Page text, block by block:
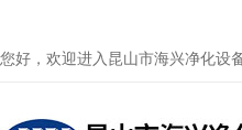
您好，欢迎进入昆山市海兴净化设